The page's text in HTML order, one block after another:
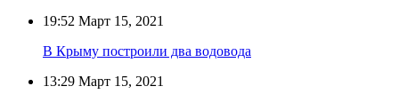
19:52 Март 15, 2021
В Крыму построили два водовода
13:29 Март 15, 2021